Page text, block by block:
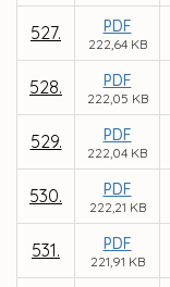
527. PDF
222,64 KB
528. PDF
222,05 KB
529. PDF
222,04 KB
530. PDF
222,21 KB
531. PDF
221,91 KB